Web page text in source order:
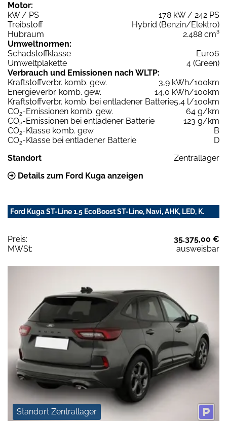
Motor:
kW / PS
178 kW / 242 PS
Treibstoff
Hybrid (Benzin/Elektro)
Hubraum
2.488 cm³
Umweltnormen:
Schadstoffklasse
Euro6
Umweltplakette
4 (Green)
Verbrauch und Emissionen nach WLTP:
Kraftstoffverbr. komb. gew.
3,9 kWh/100km
Energieverbr. komb. gew.
14,0 kWh/100km
Kraftstoffverbr. komb. bei entladener Batterie5,4 l/100km
CO2-Emissionen komb. gew.
64 g/km
CO2-Emissionen bei entladener Batterie
123 g/km
CO2-Klasse komb. gew.
B
CO2-Klasse bei entladener Batterie
D
Standort
Zentrallager
Details zum Ford Kuga anzeigen
Ford Kuga ST-Line 1.5 EcoBoost ST-Line, Navi, AHK, LED, K.
Preis:
35.375,00 €
MWSt:
ausweisbar
Standort Zentrallager